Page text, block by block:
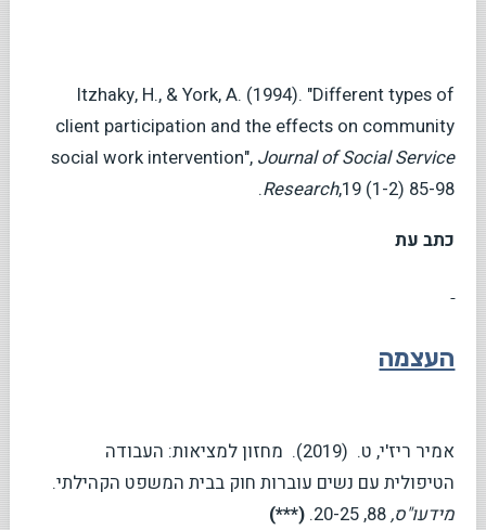
Itzhaky, H., & York, A. (1994). "Different types of
client participation and the effects on community
social work intervention", Journal of Social Service
Research,19 (1-2) 85-98.
כתב עת
העצמה
אמיר ריז'י, ט. (2019). מחזון למציאות: העבודה
הטיפולית עם נשים עוברות חוק בבית המשפט הקהילתי.
מידעו"ס,88, 20-25.
(***)